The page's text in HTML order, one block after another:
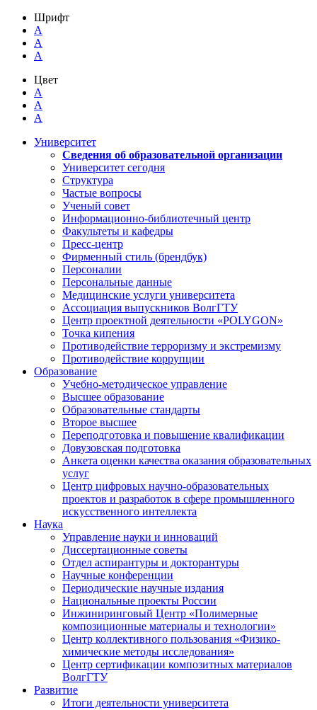
Шрифт
A
A
A
Цвет
A
A
A
Университет
Сведения об образовательной организации
Университет сегодня
Структура
Частые вопросы
Ученый совет
Информационно-библиотечный центр
Факультеты и кафедры
Пресс-центр
Фирменный стиль (брендбук)
Персоналии
Персональные данные
Медицинские услуги университета
Ассоциация выпускников ВолгГТУ
Центр проектной деятельности «POLYGON»
Точка кипения
Противодействие терроризму и экстремизму
Противодействие коррупции
Образование
Учебно-методическое управление
Высшее образование
Образовательные стандарты
Второе высшее
Переподготовка и повышение квалификации
Довузовская подготовка
Анкета оценки качества оказания образовательных
услуг
Центр цифровых научно-образовательных
проектов и разработок в сфере промышленного
искусственного интеллекта
Наука
Управление науки и инноваций
Диссертационные советы
Отдел аспирантуры и докторантуры
Научные конференции
Периодические научные издания
Национальные проекты России
Инжиниринговый Центр «Полимерные
композиционные материалы и технологии»
Центр коллективного пользования «Физико-
химические методы исследования»
Центр сертификации композитных материалов
ВолгГТУ
Развитие
Итоги деятельности университета